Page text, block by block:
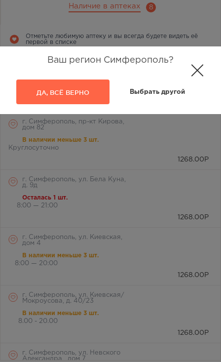
Ваш регион Симферополь?
ДА, ВСЁ ВЕРНО Выбрать другой
Наличие в аптеках 8
Отметьте любимую аптеку и вы всегда будете видеть её
первой в списке
г. Симферополь, ул.
8:00 — 21:00
г. Симферополь, пр-кт Кирова,
дом 82
В наличии меньше 3 шт.
Круглосуточно
1268.00 Р
г. Симферополь, ул. Бела Куна,
д. 9д
Осталась 1 шт.
8:00 — 21:00
1268.00 Р
г. Симферополь, ул. Киевская,
дом 4
В наличии меньше 3 шт.
8:00 — 20:00
1268.00 Р
г. Симферополь, ул. Киевская/
Мокроусова, д. 40/23
В наличии меньше 3 шт.
8.00 - 20.00
1268.00 Р
г. Симферополь, ул. Невского
Александра , дом 7